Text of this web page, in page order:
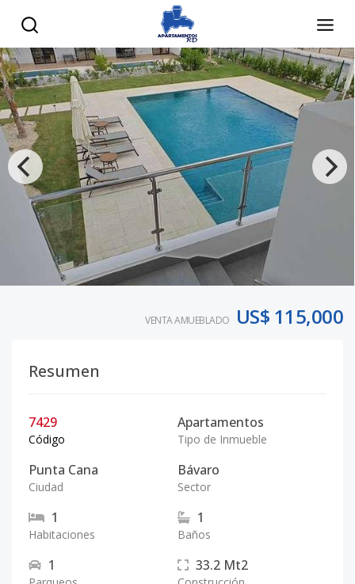
VENTA AMUEBLADO US$ 115,000
Resumen
7429
Código
Apartamentos
Tipo de Inmueble
Punta Cana
Ciudad
Bávaro
Sector
1
Habitaciones
1
Baños
1 33.2 Mt2